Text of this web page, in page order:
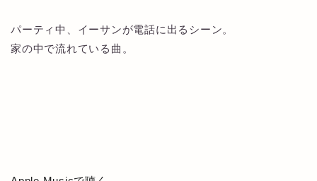
パーティ中、イーサンが電話に出るシーン。
家の中で流れている曲。